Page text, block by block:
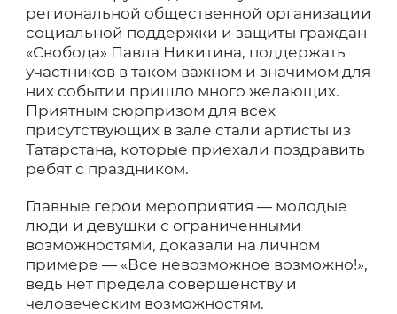
региональной общественной организации
социальной поддержки и защиты граждан
«Свобода» Павла Никитина, поддержать
участников в таком важном и значимом для
них событии пришло много желающих.
Приятным сюрпризом для всех
присутствующих в зале стали артисты из
Татарстана, которые приехали поздравить
ребят с праздником.
Главные герои мероприятия — молодые
люди и девушки с ограниченными
возможностями, доказали на личном
примере — «Все невозможное возможно!»,
ведь нет предела совершенству и
человеческим возможностям.